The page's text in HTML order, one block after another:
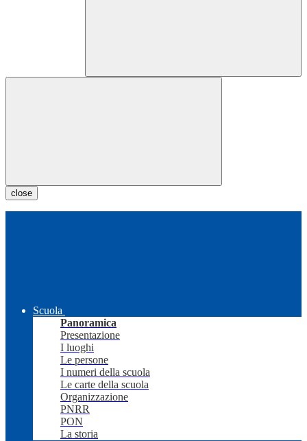
close
Scuola
Panoramica
Presentazione
I luoghi
Le persone
I numeri della scuola
Le carte della scuola
Organizzazione
PNRR
PON
La storia